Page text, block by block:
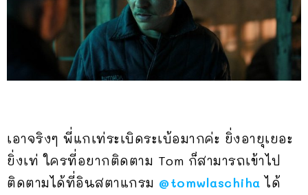
เอาจริงๆ พี่แกเท่ระเบิดระเบ้อมากค่ะ ยิ่งอายุเยอะ
ยิ่งเท่ ใครที่อยากติดตาม Tom ก็สามารถเข้าไป
ติดตามได้ที่อินสตาแกรม @tomwlaschiha ได้